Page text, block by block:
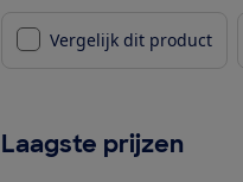
Vergelijk dit product
Laagste prijzen